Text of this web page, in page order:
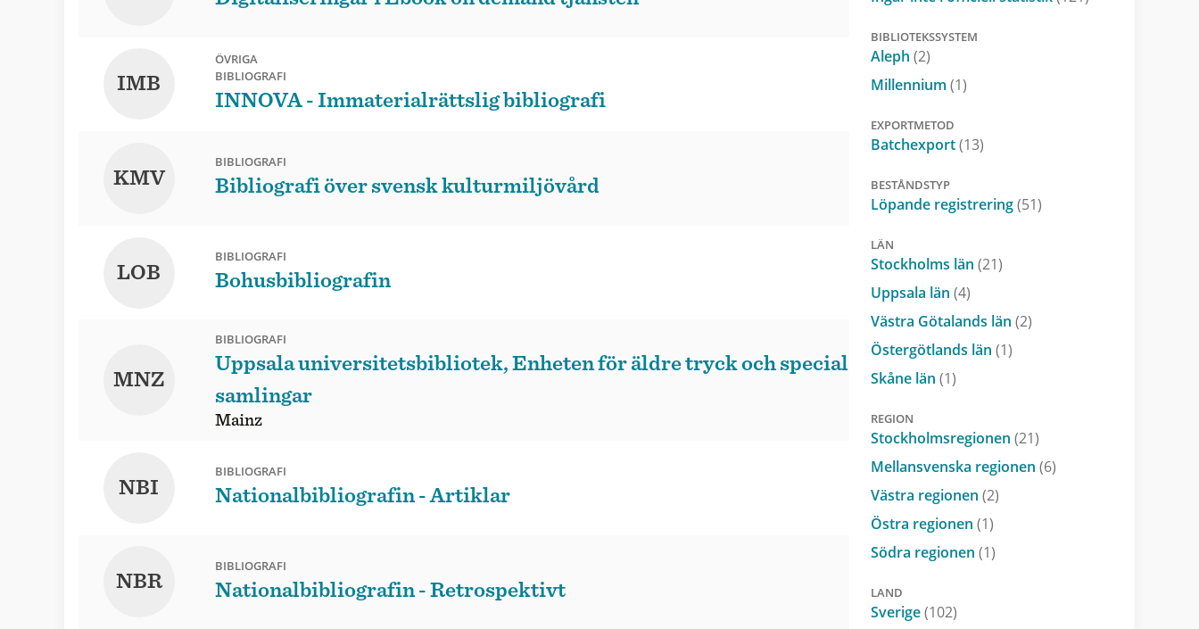
IMB
ÖVRIGA
BIBLIOGRAFI
INNOVA - Immaterialrättslig bibliografi
KMV
BIBLIOGRAFI
Bibliografi över svensk kulturmiljövård
LOB
BIBLIOGRAFI
Bohusbibliografin
MNZ
BIBLIOGRAFI
Uppsala universitetsbibliotek, Enheten för äldre tryck och special
samlingar
Mainz
NBI
BIBLIOGRAFI
Nationalbibliografin - Artiklar
NBR
BIBLIOGRAFI
Nationalbibliografin - Retrospektivt
BIBLIOTEKSSYSTEM
Aleph (2)
Millennium (1)
EXPORTMETOD
Batchexport(13)
BESTÅNDSTYP
Löpande registrering(51)
LÄN
Stockholms län (21)
Uppsala län (4)
Västra Götalands län (2)
Östergötlands län (1)
Skåne län (1)
REGION
Stockholmsregionen (21)
Mellansvenska regionen (6)
Västra regionen (2)
Östra regionen (1)
Södra regionen (1)
LAND
Sverige(102)